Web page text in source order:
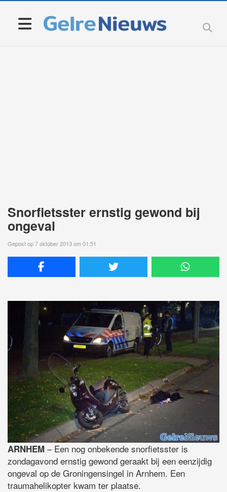
Snorfietsster ernstig gewond bij
ongeval
Gepost op 7 oktober 2013 om 01:51
ARNHEM – Een nog onbekende snorfietsster is
zondagavond ernstig gewond geraakt bij een eenzijdig
ongeval op de Groningensingel in Arnhem. Een
traumahelikopter kwam ter plaatse.